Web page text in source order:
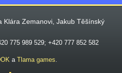
Klára Zemanovi, Jakub Těšínský
775 989 529; +420 777 852 582
a Tlama games.